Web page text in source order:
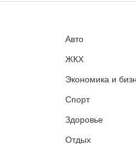
Авто
ЖКХ
Экономика и
Спорт
Здоровье
Отдых